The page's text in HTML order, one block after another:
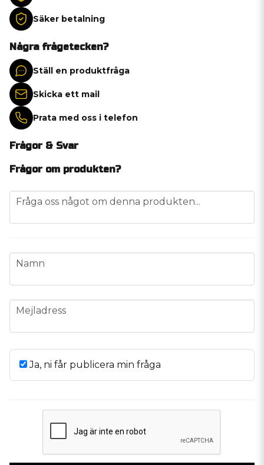
Säker betalning
Några frågetecken?
Ställ en produktfråga
Skicka ett mail
Prata med oss i telefon
Frågor & Svar
Frågor om produkten?
question
Fråga oss något om denna produkten...
name
Namn
email
Mejladress
Ja, ni får publicera min fråga